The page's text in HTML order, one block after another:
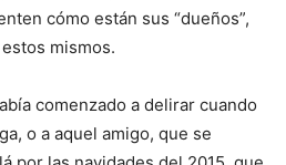
cómo están sus “dueños”,
mismos.
comenzado a delirar cuando
o a aquel amigo, que se